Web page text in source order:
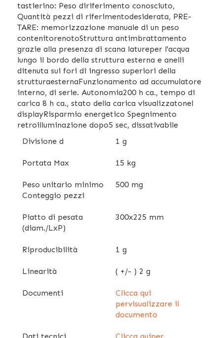
tastierino: Peso diriferimento conosciuto,
Quantità pezzi di riferimentodesiderata, PRE-
TARE: memorizzazione manuale di un peso
contenitorenotoStruttura antimbrattamento
grazie alla presenza di scana latureper l'acqua
lungo il bordo della struttura esterna e anelli
ditenuta sui fori di ingresso superiori della
strutturaesternaFunzionamento ad accumulatore
interno, di serie. Autonomia200 h ca., tempo di
carica 8 h ca., stato della carica visualizzatonel
displayRisparmio energetico Spegnimento
retroilluminazione dopo5 sec, dissativabile
Divisione d
1 g
Portata Max 15 kg
Peso unitario minimo
Conteggio pezzi
500 mg
Piatto di pesata
(diam./LxP)
300x225 mm
Riproducibilità 1 g
Linearità ( +/- ) 2 g
Documenti
Clicca qui
pervisualizzare il
documento